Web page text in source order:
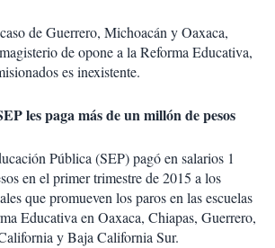
de Guerrero, Michoacán y Oaxaca,
de opone a la Reforma Educativa,
es inexistente.
les paga más de un millón de pesos
Pública (SEP) pagó en salarios 1
en el primer trimestre de 2015 a los
que promueven los paros en las escuelas
Educativa en Oaxaca, Chiapas, Guerrero,
y Baja California Sur.